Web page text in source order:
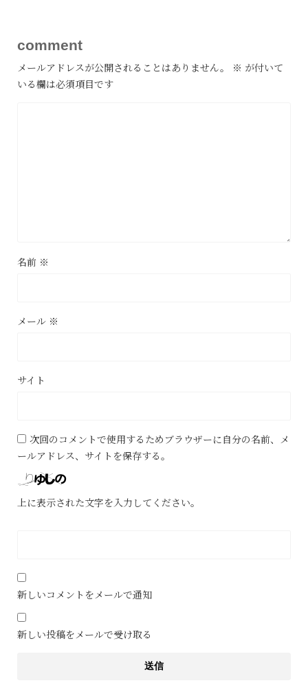
comment
メールアドレスが公開されることはありません。 ※ が付いて
いる欄は必須項目です
名前 ※
メール ※
サイト
次回のコメントで使用するためブラウザーに自分の名前、メ
ールアドレス、サイトを保存する。
上に表示された文字を入力してください。
新しいコメントをメールで通知
新しい投稿をメールで受け取る